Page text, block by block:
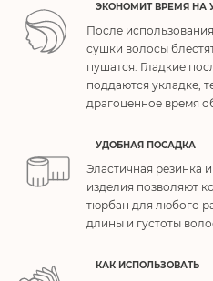
ЭКОНОМИТ ВРЕМЯ НА
После
сушки волосы
пушатся. Гладкие
поддаются укладке,
драгоценное время
УДОБНАЯ ПОСАДКА
Эластичная резинка
изделия позволяют
тюрбан для любого
длины и густоты
КАК ИСПОЛЬЗОВАТЬ